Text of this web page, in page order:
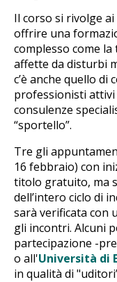
Il corso si rivolge
offrire una
complesso come
affette da disturbi
c’è anche quello
professionisti
consulenze
“sportello”.
Tre gli
16 febbraio) con
titolo gratuito, ma
dell’intero ciclo di
sarà verificata con
gli incontri. Alcuni
partecipazione -
o all'Università di
in qualità di